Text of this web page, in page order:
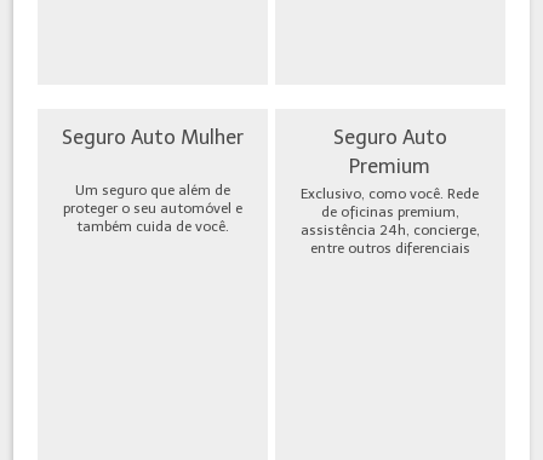
Seguro Auto Mulher
Um seguro que além de
proteger o seu automóvel e
também cuida de você.
Seguro Auto
Premium
Exclusivo, como você. Rede
de oficinas premium,
assistência 24h, concierge,
entre outros diferenciais